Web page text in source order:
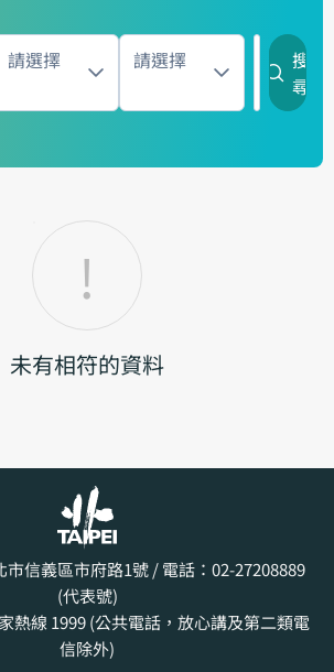
請選擇 請選擇
搜
尋
未有相符的資料
市信義區市府路1號/ 電話：02-27208889
(代表號)
熱線 1999 (公共電話，放心講及第二類電
信除外)